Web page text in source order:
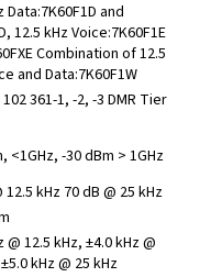
Data:7K60F1D and
12.5 kHz Voice:7K60F1E
Combination of 12.5
and Data:7K60F1W
102 361-1, -2, -3 DMR Tier
<1GHz, -30 dBm > 1GHz
12.5 kHz 70 dB @ 25 kHz
@ 12.5 kHz, ±4.0 kHz @
kHz @ 25 kHz